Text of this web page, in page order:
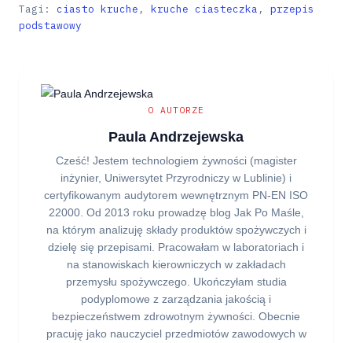
Tagi: ciasto kruche , kruche ciasteczka , przepis
podstawowy
O AUTORZE
Paula Andrzejewska
Cześć! Jestem technologiem żywności (magister
inżynier, Uniwersytet Przyrodniczy w Lublinie) i
certyfikowanym audytorem wewnętrznym PN-EN ISO
22000. Od 2013 roku prowadzę blog Jak Po Maśle,
na którym analizuję składy produktów spożywczych i
dzielę się przepisami. Pracowałam w laboratoriach i
na stanowiskach kierowniczych w zakładach
przemysłu spożywczego. Ukończyłam studia
podyplomowe z zarządzania jakością i
bezpieczeństwem zdrowotnym żywności. Obecnie
pracuję jako nauczyciel przedmiotów zawodowych w